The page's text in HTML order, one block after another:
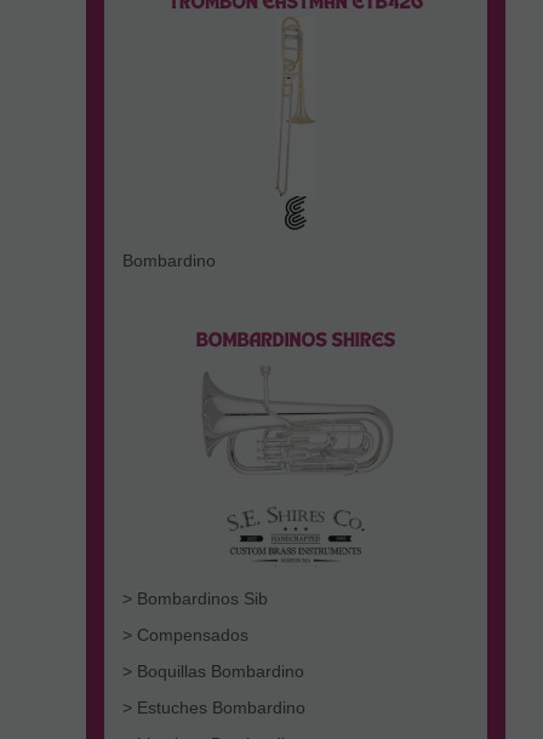
Bombardino
> Bombardinos Sib
> Compensados
> Boquillas Bombardino
> Estuches Bombardino